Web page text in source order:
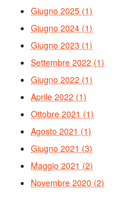
Giugno 2025 (1)
Giugno 2024 (1)
Giugno 2023 (1)
Settembre 2022 (1)
Giugno 2022 (1)
Aprile 2022 (1)
Ottobre 2021 (1)
Agosto 2021 (1)
Giugno 2021 (3)
Maggio 2021 (2)
Novembre 2020 (2)